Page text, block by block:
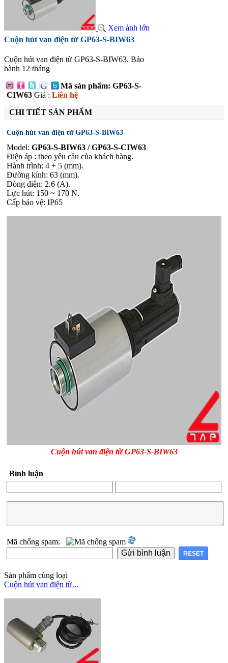
Xem ảnh lớn
Cuộn hút van điện từ GP63-S-BIW63
Cuộn hút van điện từ GP63-S-BIW63. Bảo
hành 12 tháng
Mã sản phẩm: GP63-S-
CIW63 Giá : Liên hệ
CHI TIẾT SẢN PHẨM
Cuộn hút van điện từ GP63-S-BIW63
Model: GP63-S-BIW63 / GP63-S-CIW63
Điện áp : theo yêu cầu của khách hàng.
Hành trình: 4 + 5 (mm).
Đường kính: 63 (mm).
Dòng điện: 2.6 (A).
Lực hút: 150 ~ 170 N.
Cấp bảo vệ: IP65
Cuộn hút van điện từ GP63-S-BIW63
Bình luận
Mã chống spam:
Sản phẩm cùng loại
Cuộn hút van điện từ...